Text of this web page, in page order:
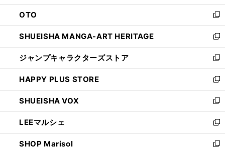
ウ
で
開
く
ン
ド
ウ
で
開
く
OTO
新
し
い
ウ
ィ
ン
ド
ウ
で
開
く
SHUEISHA MANGA-ART HERITAGE
新
し
い
ウ
ィ
ン
ド
ウ
で
開
く
ジャンプキャラクターズストア
新
し
い
ウ
ィ
ン
ド
ウ
で
HAPPY PLUS STORE
新
し
い
ウ
ィ
ン
ド
SHUEISHA VOX
新
し
い
ウ
ィ
LEEマルシェ
新
し
い
SHOP Marisol
新